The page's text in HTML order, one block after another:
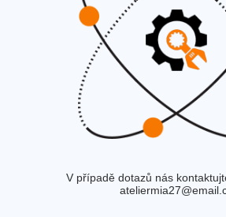
V případě dotazů nás